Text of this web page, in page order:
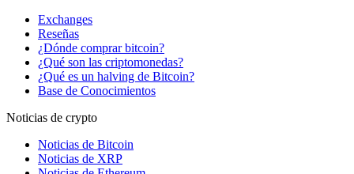
Exchanges
Reseñas
¿Dónde comprar bitcoin?
¿Qué son las criptomonedas?
¿Qué es un halving de Bitcoin?
Base de Conocimientos
Noticias de crypto
Noticias de Bitcoin
Noticias de XRP